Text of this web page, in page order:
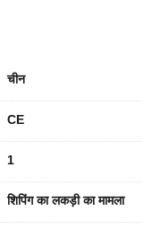
चीन
CE
1
शिपिंग का लकड़ी का मामला